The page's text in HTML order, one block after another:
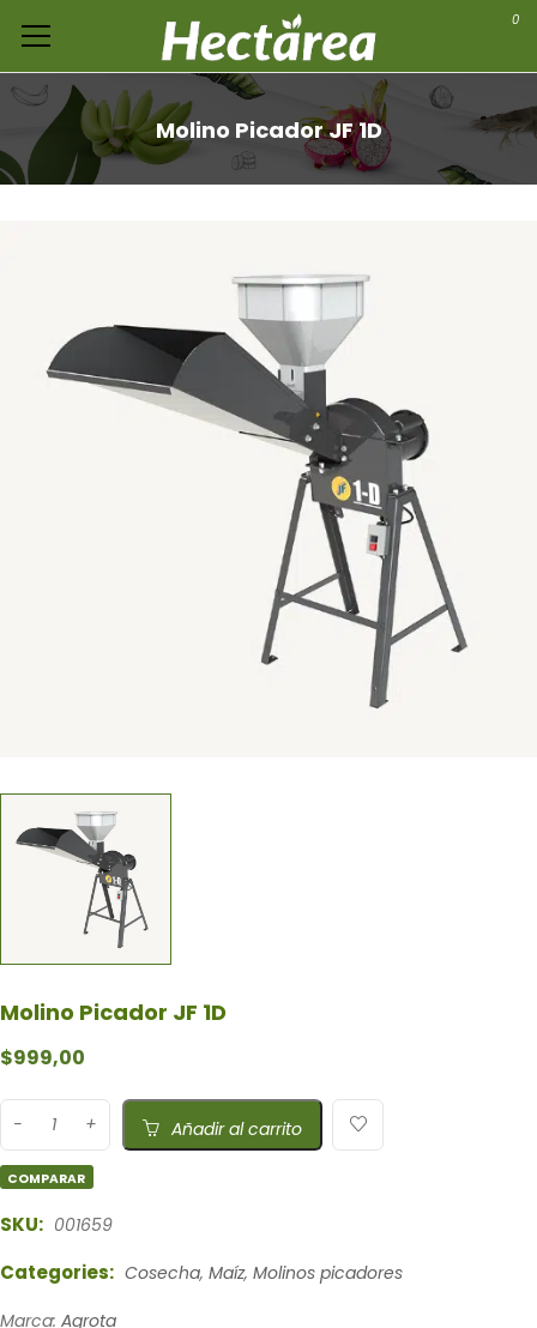
0
Molino Picador JF 1D
Molino Picador JF 1D
$999,00
Añadir al carrito
COMPARAR
SKU: 001659
Categories: Cosecha, Maíz, Molinos picadores
Marca: Agrota